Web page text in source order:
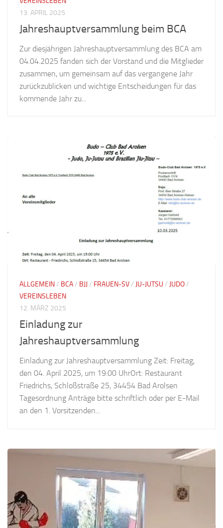
13. APRIL 2025
Jahreshauptversammlung beim BCA
Zur diesjährigen Jahreshauptversammlung des BCA am
04.04.2025 fanden sich der Vorstand und die Mitglieder
zusammen, um gemeinsam auf das vergangene Jahr
zurückzublicken und wichtige Entscheidungen für das
kommende Jahr zu...
ALLGEMEIN/ BCA/ BJJ / FRAUEN-SV/ JU-JUTSU / JUDO/
VEREINSLEBEN
12. MÄRZ 2025
Einladung zur
Jahreshauptversammlung
Einladung zur Jahreshauptversammlung Zeit: Freitag,
den 04. April 2025, um 19:00 UhrOrt: Restaurant
Friedrichs, Schloßstraße 25, 34454 Bad Arolsen
Tagesordnung Anträge bitte schriftlich oder per E-Mail
an den 1. Vorsitzenden...